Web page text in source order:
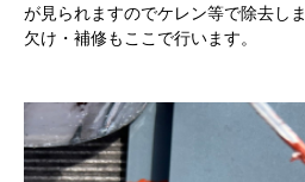
が見られますのでケレン等で除去しま
欠け・補修もここで行います。